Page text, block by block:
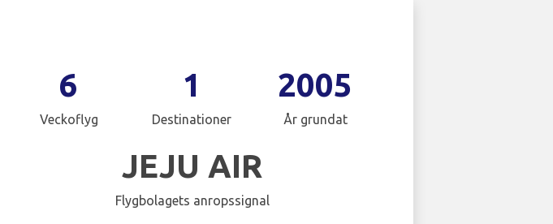
6
Veckoflyg
1
Destinationer
2005
År grundat
JEJU AIR
Flygbolagets anropssignal